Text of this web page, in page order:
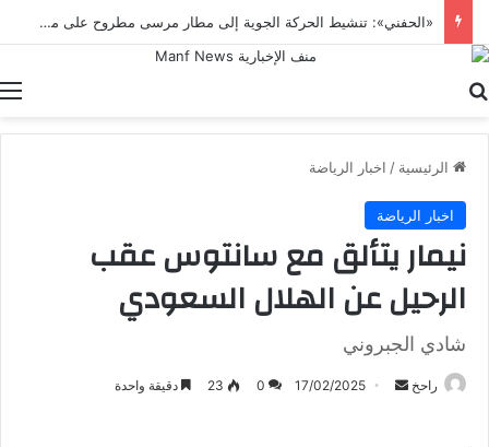
«الحفني»: تنشيط الحركة الجوية إلى مطار مرسى مطروح على مدار العام يدعم جهود التنمية السياحية
الرئيسية / اخبار الرياضة
اخبار الرياضة
نيمار يتألق مع سانتوس عقب
الرحيل عن الهلال السعودي
شادي الجبروني
راحخ
أرسل 17/02/2025
0
23 دقيقة واحدة